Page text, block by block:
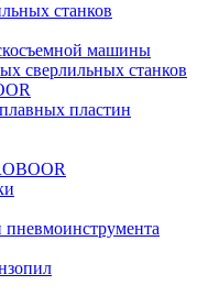
станков
машины
сверлильных станков
пластин
пневмоинструмента